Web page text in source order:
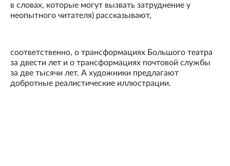
в словах, которые могут вызвать затруднение у
неопытного читателя) рассказывают,
соответственно, о трансформациях Большого театра
за двести лет и о трансформациях почтовой службы
за две тысячи лет. А художники предлагают
добротные реалистические иллюстрации.